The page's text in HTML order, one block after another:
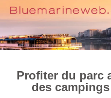
Profiter du parc
des